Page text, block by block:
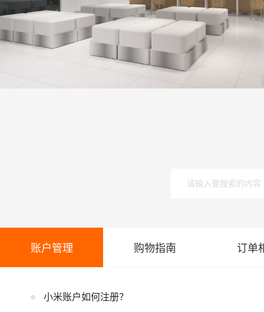
账户管理 购物指南 订单
小米账户如何注册？